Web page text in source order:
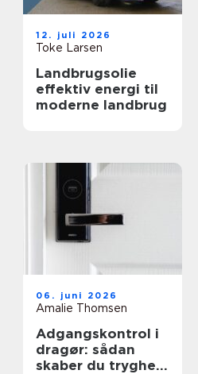
12. juli 2026
Toke Larsen
Landbrugsolie
effektiv energi til
moderne landbrug
06. juni 2026
Amalie Thomsen
Adgangskontrol i
dragør: sådan
skaber du tryghed